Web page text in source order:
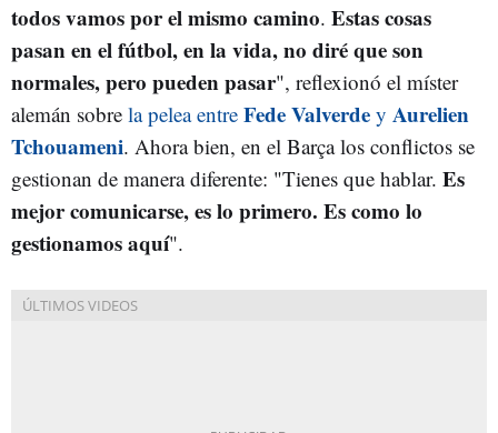
todos vamos por el mismo camino. Estas cosas
pasan en el fútbol, en la vida, no diré que son
normales, pero pueden pasar", reflexionó el míster
alemán sobre la pelea entre Fede Valverde y Aurelien
Tchouameni. Ahora bien, en el Barça los conflictos se
gestionan de manera diferente: "Tienes que hablar. Es
mejor comunicarse, es lo primero. Es como lo
gestionamos aquí".